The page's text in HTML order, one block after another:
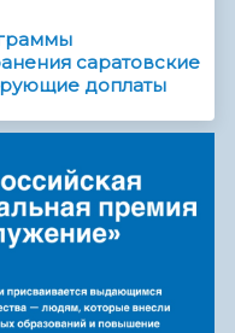
саратовские
доплаты